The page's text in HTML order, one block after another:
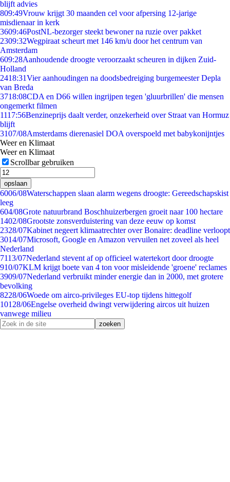
blijft advies
809:49Vrouw krijgt 30 maanden cel voor afpersing 12-jarige
misdienaar in kerk
3609:46PostNL-bezorger steekt bewoner na ruzie over pakket
2309:32Wegpiraat scheurt met 146 km/u door het centrum van
Amsterdam
609:28Aanhoudende droogte veroorzaakt scheuren in dijken Zuid-
Holland
2418:31Vier aanhoudingen na doodsbedreiging burgemeester Depla
van Breda
3718:08CDA en D66 willen ingrijpen tegen 'gluurbrillen' die mensen
ongemerkt filmen
1117:56Benzineprijs daalt verder, onzekerheid over Straat van Hormuz
blijft
3107/08Amsterdams dierenasiel DOA overspoeld met babykonijntjes
Weer en Klimaat
Weer en Klimaat
Scrollbar gebruiken
opslaan
6006/08Waterschappen slaan alarm wegens droogte: Gereedschapskist
leeg
604/08Grote natuurbrand Boschhuizerbergen groeit naar 100 hectare
1402/08Grootste zonsverduistering van deze eeuw op komst
2328/07Kabinet negeert klimaatrechter over Bonaire: deadline verloopt
3014/07Microsoft, Google en Amazon vervuilen net zoveel als heel
Nederland
7113/07Nederland stevent af op officieel watertekort door droogte
910/07KLM krijgt boete van 4 ton voor misleidende 'groene' reclames
3909/07Nederland verbruikt minder energie dan in 2000, met grotere
bevolking
8228/06Woede om airco-privileges EU-top tijdens hittegolf
101 28/06Engelse overheid dwingt verwijdering aircos uit huizen
vanwege milieu